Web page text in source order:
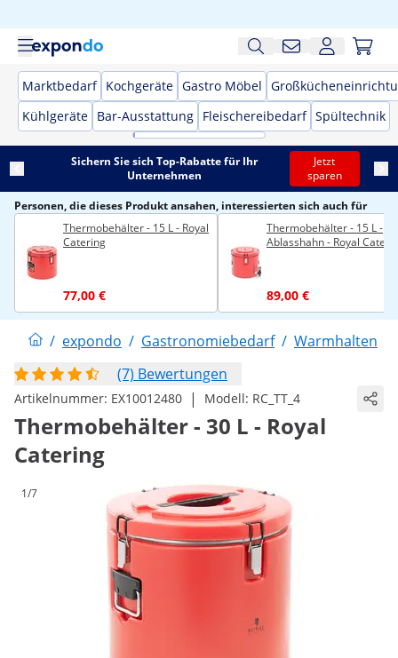
Marktbedarf Kochgeräte Gastro Möbel
Kühlgeräte Bar-Ausstattung Fleischereibedarf Spültechnik
Sichern Sie sich Top-Rabatte für Ihr
Unternehmen
Jetzt
sparen
Personen, die dieses Produkt ansahen, interessierten sich auch für
Thermobehälter - 15 L - Royal
Catering
77,00 €
Thermobehälter - 15 L -
Ablasshahn - Royal
89,00 €
/ expondo / Gastronomiebedarf / Warmhalten
(7) Bewertungen
Artikelnummer: EX10012480 | Modell: RC_TT_4
Thermobehälter - 30 L - Royal
Catering
1/7